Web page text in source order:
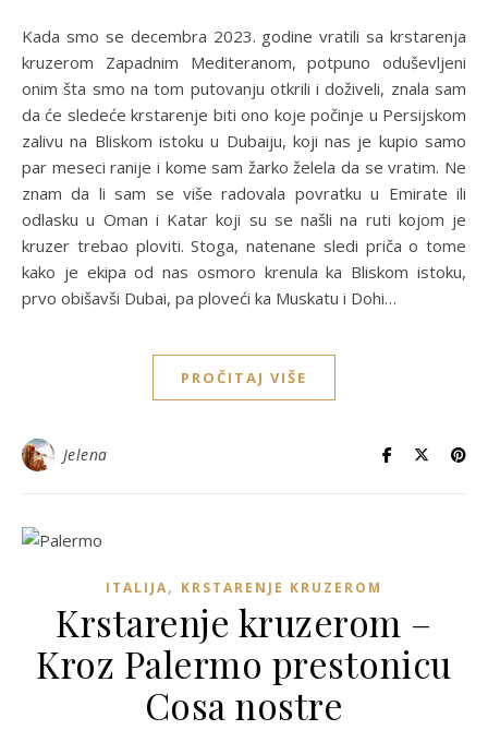
Kada smo se decembra 2023. godine vratili sa krstarenja
kruzerom Zapadnim Mediteranom, potpuno oduševljeni
onim šta smo na tom putovanju otkrili i doživeli, znala sam
da će sledeće krstarenje biti ono koje počinje u Persijskom
zalivu na Bliskom istoku u Dubaiju, koji nas je kupio samo
par meseci ranije i kome sam žarko želela da se vratim. Ne
znam da li sam se više radovala povratku u Emirate ili
odlasku u Oman i Katar koji su se našli na ruti kojom je
kruzer trebao ploviti. Stoga, natenane sledi priča o tome
kako je ekipa od nas osmoro krenula ka Bliskom istoku,
prvo obišavši Dubai, pa ploveći ka Muskatu i Dohi…
PROČITAJ VIŠE
Jelena
ITALIJA, KRSTARENJE KRUZEROM
Krstarenje kruzerom –
Kroz Palermo prestonicu
Cosa nostre